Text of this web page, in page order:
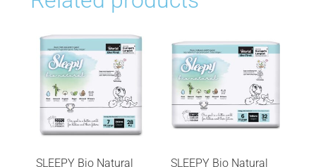
SLEEPY Bio Natural
SLEEPY Bio Natural